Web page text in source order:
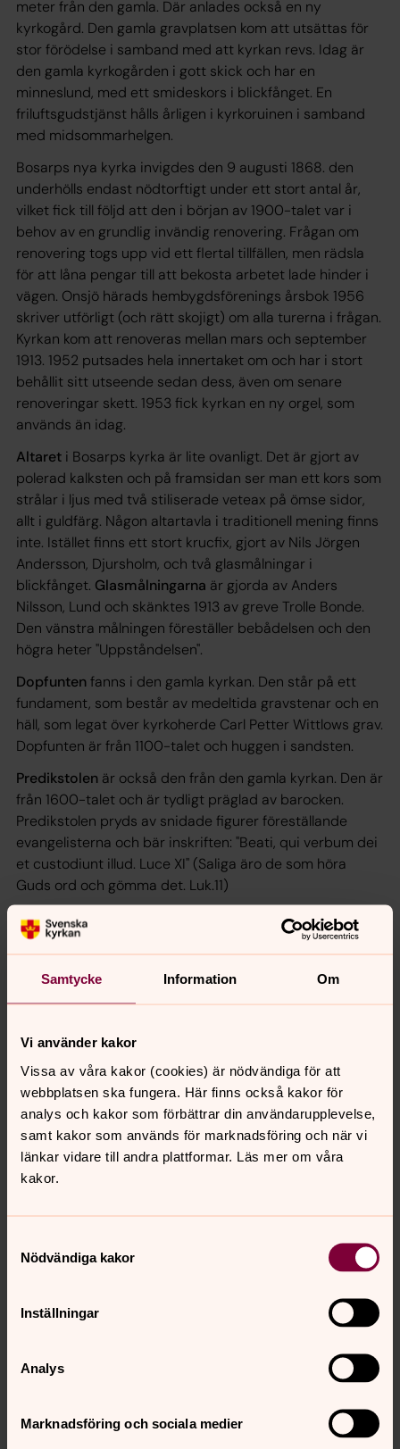
Samtycke Information Om
Vi använder kakor
Vissa av våra kakor (cookies) är nödvändiga för att
webbplatsen ska fungera. Här finns också kakor för
analys och kakor som förbättrar din användarupplevelse,
samt kakor som används för marknadsföring och när vi
länkar vidare till andra plattformar. Läs mer om våra
kakor.
Nödvändiga kakor
Inställningar
Analys
Marknadsföring och sociala medier
meter från den gamla. Där anlades också en ny
kyrkogård. Den gamla gravplatsen kom att utsättas för
stor förödelse i samband med att kyrkan revs. Idag är
den gamla kyrkogården i gott skick och har en
minneslund, med ett smideskors i blickfånget. En
friluftsgudstjänst hålls årligen i kyrkoruinen i samband
med midsommarhelgen.
Bosarps nya kyrka invigdes den 9 augusti 1868. den
underhölls endast nödtorftigt under ett stort antal år,
vilket fick till följd att den i början av 1900-talet var i
behov av en grundlig invändig renovering. Frågan om
renovering togs upp vid ett flertal tillfällen, men rädsla
för att låna pengar till att bekosta arbetet lade hinder i
vägen. Onsjö härads hembygdsförenings årsbok 1956
skriver utförligt (och rätt skojigt) om alla turerna i frågan.
Kyrkan kom att renoveras mellan mars och september
1913. 1952 putsades hela innertaket om och har i stort
behållit sitt utseende sedan dess, även om senare
renoveringar skett. 1953 fick kyrkan en ny orgel, som
används än idag.
Altaret i Bosarps kyrka är lite ovanligt. Det är gjort av
polerad kalksten och på framsidan ser man ett kors som
strålar i ljus med två stiliserade veteax på ömse sidor,
allt i guldfärg. Någon altartavla i traditionell mening finns
inte. Istället finns ett stort krucfix, gjort av Nils Jörgen
Andersson, Djursholm, och två glasmålningar i
blickfånget. Glasmålningarna är gjorda av Anders
Nilsson, Lund och skänktes 1913 av greve Trolle Bonde.
Den vänstra målningen föreställer bebådelsen och den
högra heter "Uppståndelsen".
Dopfuntenfanns i den gamla kyrkan. Den står på ett
fundament, som består av medeltida gravstenar och en
häll, som legat över kyrkoherde Carl Petter Wittlows grav.
Dopfunten är från 1100-talet och huggen i sandsten.
Predikstolen är också den från den gamla kyrkan. Den är
från 1600-talet och är tydligt präglad av barocken.
Predikstolen pryds av snidade figurer föreställande
evangelisterna och bär inskriften: "Beati, qui verbum dei
et custodiunt illud. Luce XI" (Saliga äro de som höra
Guds ord och gömma det. Luk.11)
Bosarps kyrka har två
. Den äldsta kommer från
den gamla kyrkan och inköptes 1655 från Helsingör, men
gjöts om 1810. Den andra klockan har tillhört den
medeltida kyrkan i Gullarp, som revs i mitten av 1800-
talet.
På denna klocka står bl.a.:
"IAG ÄR DÖD MEN LIKVÄL BIUDER
DEM, SOM LEFVA, TRÄDA OPP
I GUDS HUS, DER ORDET LIUDER
SOM UPPVÄCKER TRO OCH HOPP
KOMMER DÅ AT FLITIGT ÖKA
DERAS TAL, SOM HERREN SÖKA."
Utdrag ur Lunds stifts orgelinventering
Hör Glenn Nilsson spela ”Almande” från
klavermusik före 1599 på Bosarps orgel
0:00 01:43